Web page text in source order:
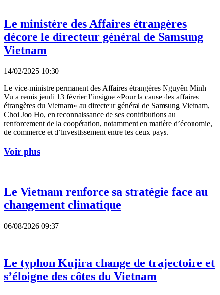
Le ministère des Affaires étrangères
décore le directeur général de Samsung
Vietnam
14/02/2025 10:30
Le vice-ministre permanent des Affaires étrangères Nguyên Minh
Vu a remis jeudi 13 février l’insigne «Pour la cause des affaires
étrangères du Vietnam» au directeur général de Samsung Vietnam,
Choi Joo Ho, en reconnaissance de ses contributions au
renforcement de la coopération, notamment en matière d’économie,
de commerce et d’investissement entre les deux pays.
Voir plus
Le Vietnam renforce sa stratégie face au
changement climatique
06/08/2026 09:37
Le typhon Kujira change de trajectoire et
s’éloigne des côtes du Vietnam